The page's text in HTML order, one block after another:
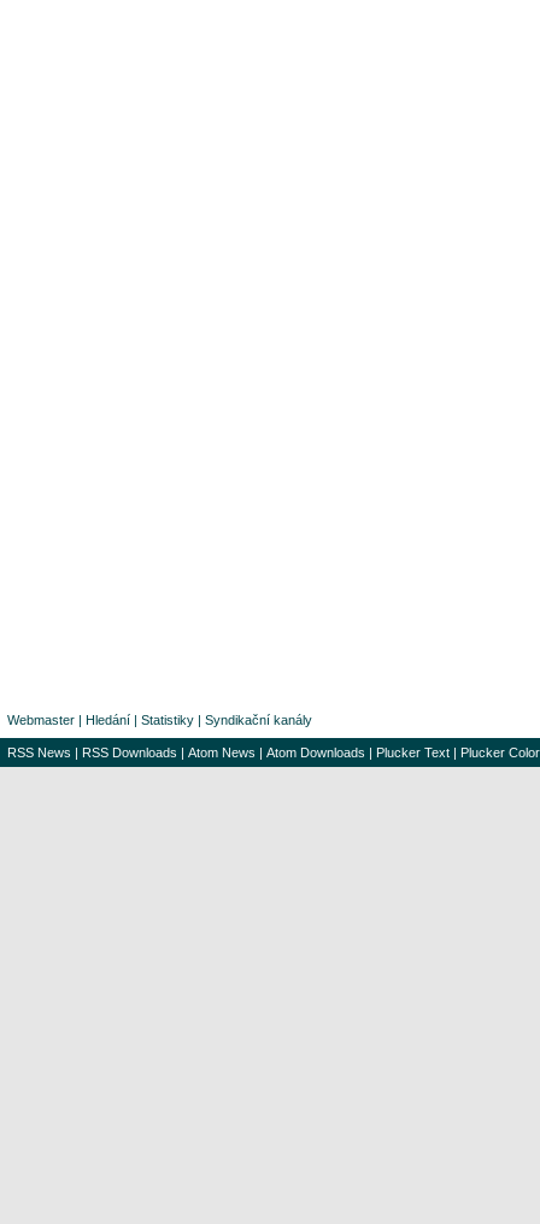
Webmaster | Hledání | Statistiky | Syndikační kanály
RSS News | RSS Downloads | Atom News | Atom Downloads | Plucker Text | Plucker Color